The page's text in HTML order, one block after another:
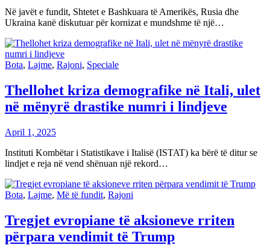
Në javët e fundit, Shtetet e Bashkuara të Amerikës, Rusia dhe
Ukraina kanë diskutuar për kornizat e mundshme të një…
Bota, Lajme, Rajoni, Speciale
Thellohet kriza demografike në Itali, ulet
në mënyrë drastike numri i lindjeve
April 1, 2025
Instituti Kombëtar i Statistikave i Italisë (ISTAT) ka bërë të ditur se
lindjet e reja në vend shënuan një rekord…
Bota, Lajme, Më të fundit, Rajoni
Tregjet evropiane të aksioneve rriten
përpara vendimit të Trump